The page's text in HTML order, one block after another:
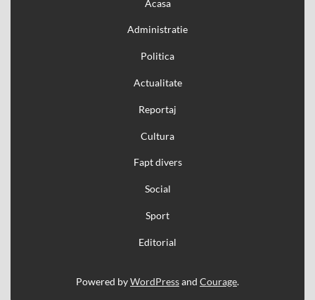
Acasa
Administratie
Politica
Actualitate
Reportaj
Cultura
Fapt divers
Social
Sport
Editorial
Powered byWordPressand Courage.